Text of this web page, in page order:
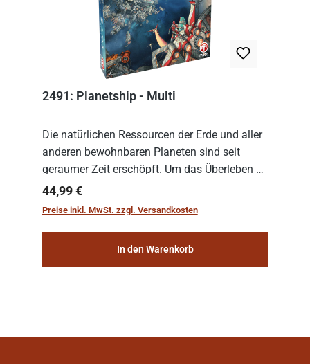
2491: Planetship - Multi
Die natürlichen Ressourcen der Erde und aller
anderen bewohnbaren Planeten sind seit
geraumer Zeit erschöpft. Um das Überleben zu
sichern, wurden die sogenannten
„Weltenschiffe“ gebaut. Auf diesen
Regulärer Preis:
44,99 €
Preise inkl. MwSt. zzgl. Versandkosten
In den Warenkorb